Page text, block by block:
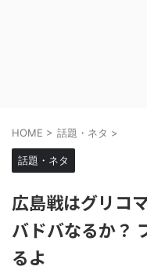
HOME > 話題・ネタ >
話題・ネタ
広島戦はグリコ
バドバなるか？
るよ